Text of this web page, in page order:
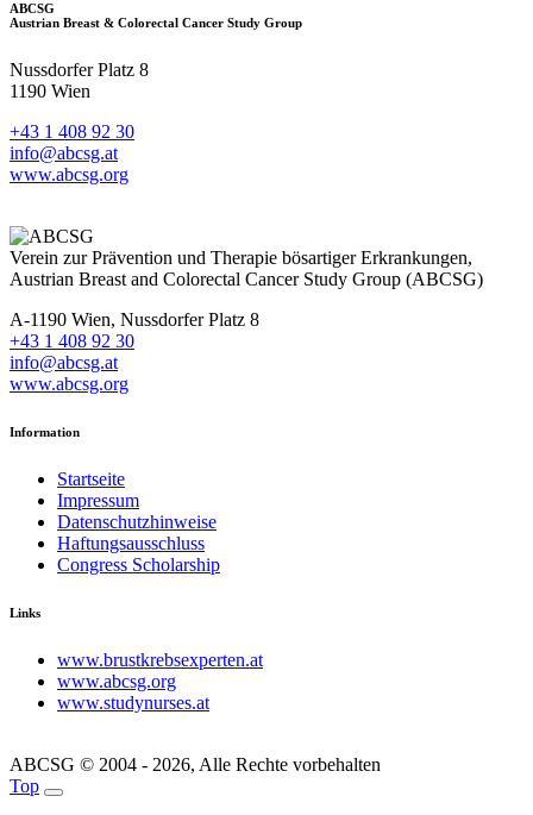
ABCSG
Austrian Breast & Colorectal Cancer Study Group
Nussdorfer Platz 8
1190 Wien
+43 1 408 92 30
info@abcsg.at
www.abcsg.org
Verein zur Prävention und Therapie bösartiger Erkrankungen,
Austrian Breast and Colorectal Cancer Study Group (ABCSG)
A-1190 Wien, Nussdorfer Platz 8
+43 1 408 92 30
info@abcsg.at
www.abcsg.org
Information
Startseite
Impressum
Datenschutzhinweise
Haftungsausschluss
Congress Scholarship
Links
www.brustkrebsexperten.at
www.abcsg.org
www.studynurses.at
ABCSG © 2004 - 2026, Alle Rechte vorbehalten
Top